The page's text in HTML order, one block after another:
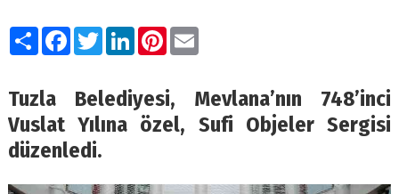
PaylaşFacebook
TwitterLinkedIn
Pinterest
Email
Tuzla Belediyesi, Mevlana’nın 748’inci
Vuslat Yılına özel, Sufi Objeler Sergisi
düzenledi.